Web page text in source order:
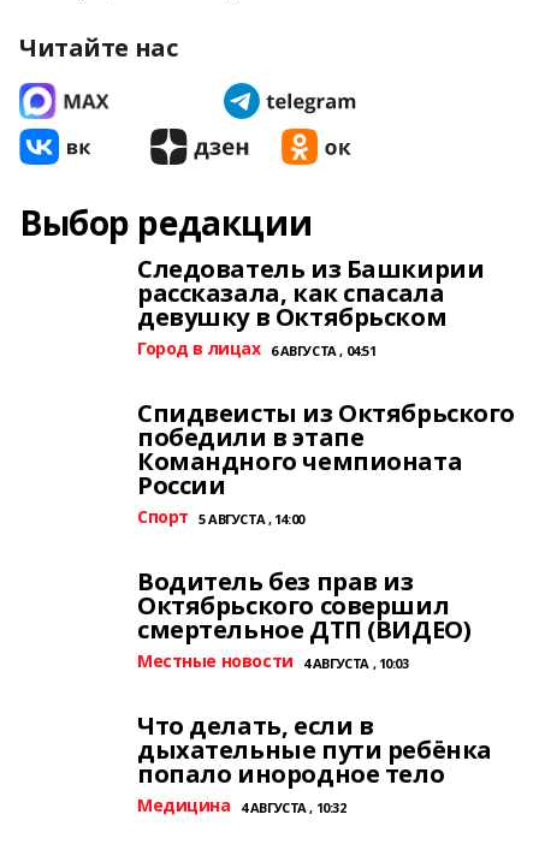
Читайте нас
Выбор редакции
Следователь из Башкирии
рассказала, как спасала
девушку в Октябрьском
Город в лицах 6 АВГУСТА , 04:51
Спидвеисты из Октябрьского
победили в этапе
Командного чемпионата
России
Спорт 5 АВГУСТА , 14:00
Водитель без прав из
Октябрьского совершил
смертельное ДТП (ВИДЕО)
Местные новости 4 АВГУСТА , 10:03
Что делать, если в
дыхательные пути ребёнка
попало инородное тело
Медицина 4 АВГУСТА , 10:32